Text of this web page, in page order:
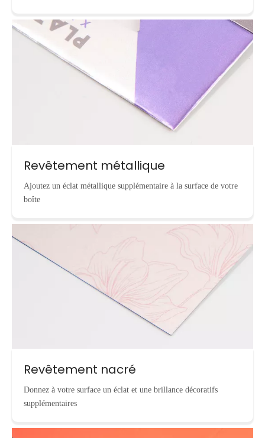
Revêtement métallique
Ajoutez un éclat métallique supplémentaire à la surface de votre
boîte
Revêtement nacré
Donnez à votre surface un éclat et une brillance décoratifs
supplémentaires